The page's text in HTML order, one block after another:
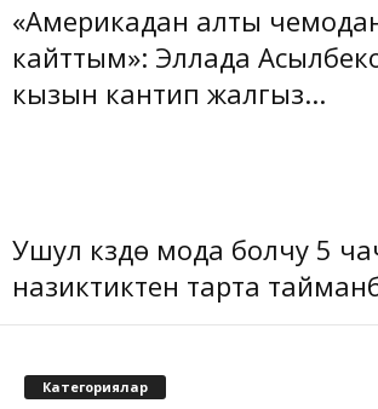
«Америкадан алты
кайттым»: Эллада
кызын кантип жалгыз...
Ушул күздө мода болчу 5
назиктиктен тарта
Категориялар